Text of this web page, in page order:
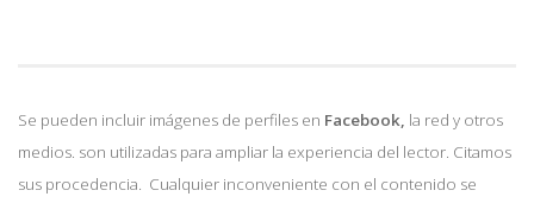
Se pueden incluir imágenes de perfiles en Facebook, la red y otros
medios. son utilizadas para ampliar la experiencia del lector. Citamos
sus procedencia. Cualquier inconveniente con el contenido se